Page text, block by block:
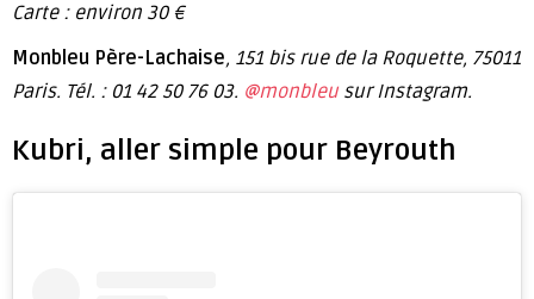
Carte : environ 30 €
Monbleu Père-Lachaise, 151 bis rue de la Roquette, 75011
Paris. Tél. : 01 42 50 76 03. @monbleu sur Instagram.
Kubri, aller simple pour Beyrouth